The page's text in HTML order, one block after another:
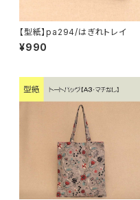
【型紙】pa294/はぎれトレイ
¥990